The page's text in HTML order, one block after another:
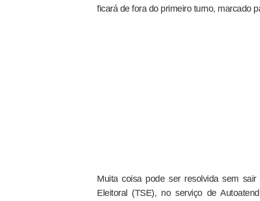
ficará de fora do primeiro turno, marcado
Muita coisa pode ser resolvida sem
Eleitoral (TSE), no serviço de